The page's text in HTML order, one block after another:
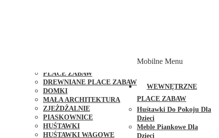
PLACE ZABAW
DREWNIANE PLACE ZABAW
DOMKI
MAŁA ARCHITEKTURA
ZJEŻDŻALNIE
PIASKOWNICE
HUŚTAWKI
HUŚTAWKI WAGOWE
Mobilne Menu
WEWNĘTRZNE
PLACE ZABAW
Huśtawki Do Pokoju Dla
Dzieci
Meble Piankowe Dla
Dzieci